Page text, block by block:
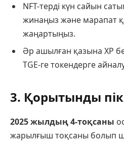
NFT-терді күн сайын
жинаңыз және марапат
жаңартыңыз.
Әр ашылған қазына XP
TGE-ге токендерге
3. Қорытынды
2025 жылдың 4-тоқсаны
жарылғыш тоқсаны болып